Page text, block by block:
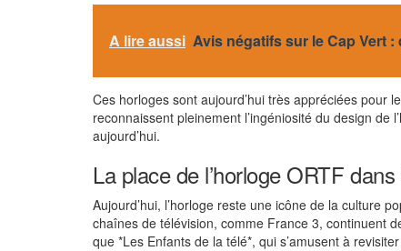
A lire aussi Avis négatifs sur le Cap Vert
Ces horloges sont aujourd’hui très appréciées pour
reconnaissent pleinement l’ingéniosité du design
aujourd’hui.
La place de l’horloge ORTF
Aujourd’hui, l’horloge reste une icône de la culture
chaînes de télévision, comme France 3, continuent
que *Les Enfants de la télé*, qui s’amusent à